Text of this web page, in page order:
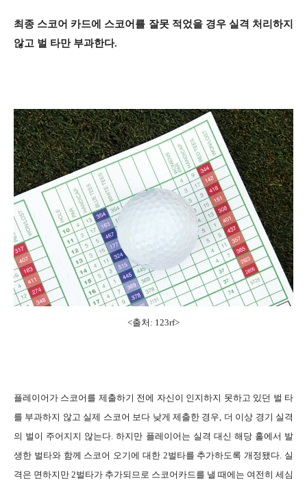
최종 스코어 카드에 스코어를 잘못 적었을 경우 실격 처리하지
않고 벌 타만 부과한다.
<출처: 123rf>
플레이어가 스코어를 제출하기 전에 자신이 인지하지 못하고 있던 벌 타
를 부과하지 않고 실제 스코어 보다 낮게 제출한 경우, 더 이상 경기 실격
의 벌이 주어지지 않는다. 하지만 플레이어는 실격 대신 해당 홀에서 발
생한 벌타와 함께 스코어 오기에 대한 2벌타를 추가하도록 개정됐다. 실
격은 면하지만 2벌타가 추가되므로 스코어카드를 낼 때에는 여전히 세심